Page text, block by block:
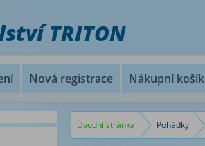
TRITON
Nová registrace Nákupní košík
Úvodní stránka Pohádky